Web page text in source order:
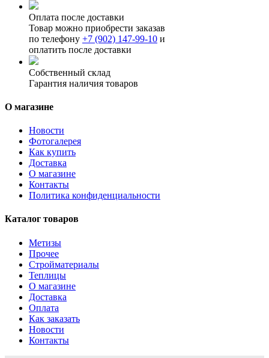
Оплата после доставки
Товар можно приобрести заказав
по телефону +7 (902) 147-99-10 и
оплатить после доставки
Собственный склад
Гарантия наличия товаров
О магазине
Новости
Фотогалерея
Как купить
Доставка
О магазине
Контакты
Политика конфиденциальности
Каталог товаров
Метизы
Прочее
Стройматериалы
Теплицы
О магазине
Доставка
Оплата
Как заказать
Новости
Контакты